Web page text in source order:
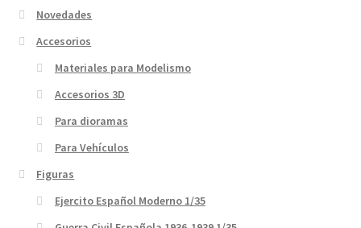
Novedades
Accesorios
Materiales para Modelismo
Accesorios 3D
Para dioramas
Para Vehículos
Figuras
Ejercito Español Moderno 1/35